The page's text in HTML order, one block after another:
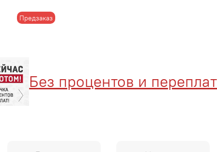
Предзаказ
Без процентов и переплат